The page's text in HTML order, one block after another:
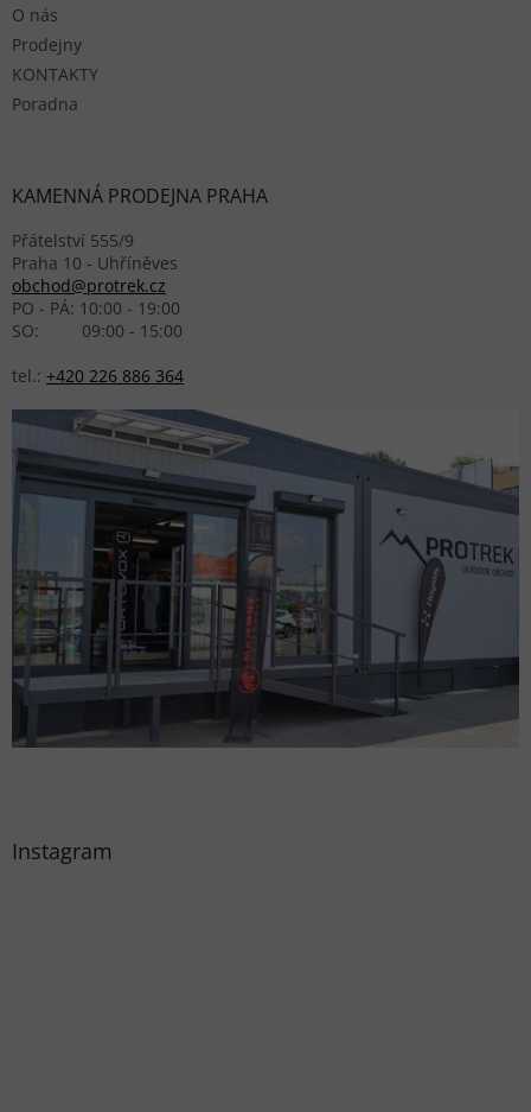
O nás
Prodejny
KONTAKTY
Poradna
KAMENNÁ PRODEJNA PRAHA
Přátelství 555/9
Praha 10 - Uhříněves
obchod@protrek.cz
PO - PÁ: 10:00 - 19:00
SO: 09:00 - 15:00
tel.: +420 226 886 364
Instagram